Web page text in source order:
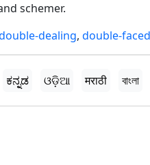
schemer.
dealing, double-faced
ಕನ್ನಡ ଓଡ଼ିଆ मराठी বাংলা